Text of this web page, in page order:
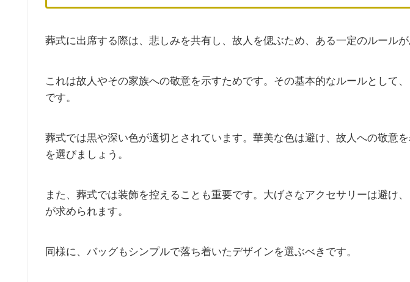
葬式に出席する際は、悲しみを共有し、故人を偲ぶため、ある一定のルールが
これは故人やその家族への敬意を示すためです。その基本的なルールとして
です。
葬式では黒や深い色が適切とされています。華美な色は避け、故人への敬意
を選びましょう。
また、葬式では装飾を控えることも重要です。大げさなアクセサリーは避け
が求められます。
同様に、バッグもシンプルで落ち着いたデザインを選ぶべきです。